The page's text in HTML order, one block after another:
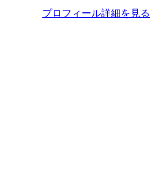
プロフィール詳細を見る